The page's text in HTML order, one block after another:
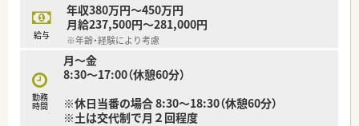
給与
年収380万円～450万円
月給237,500円～281,000円
※年齢・経験により考慮
勤務
時間
月～金
8:30～17:00（休憩60分）
※休日当番の場合 8:30～18:30（休憩60分）
※土は交代制で月２回程度